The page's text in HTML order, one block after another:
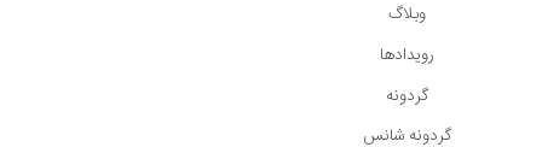
وبلاگ
رویدادها
گردونه
گردونه شانس